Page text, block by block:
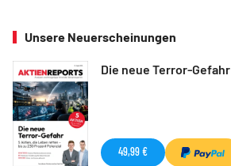
Unsere Neuerscheinungen
Die neue Terror-Gefahr
49,99 €